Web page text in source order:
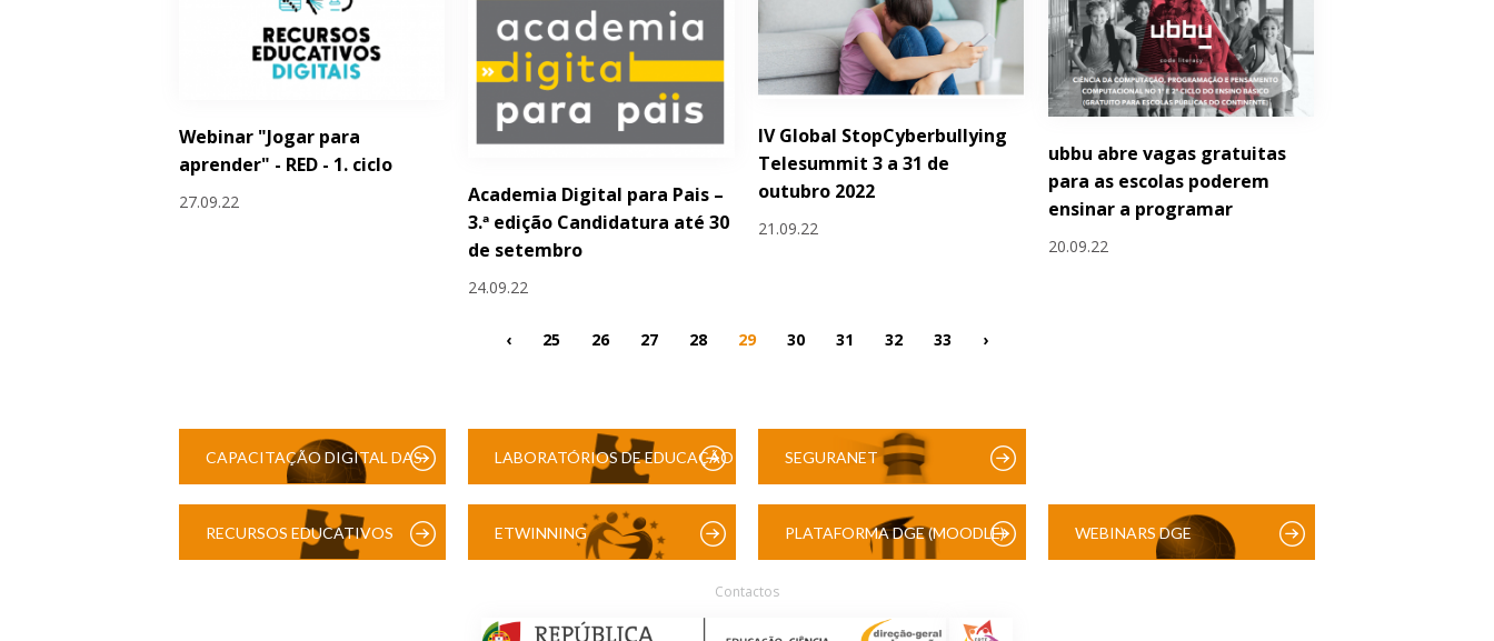
Webinar "Jogar para
aprender" - RED - 1. ciclo
27.09.22
Academia Digital para Pais –
3.ª edição Candidatura até 30
de setembro
24.09.22
IV Global StopCyberbullying
Telesummit 3 a 31 de
outubro 2022
21.09.22
ubbu abre vagas gratuitas
para as escolas poderem
ensinar a programar
20.09.22
‹ 25 26 27 28 29 30 31 32 33 ›
CAPACITAÇÃO DIGITAL DAS LABORATÓRIOS DE EDUCAÇÃO SEGURANET
RECURSOS EDUCATIVOS ETWINNING PLATAFORMA DGE (MOODLE) WEBINARS DGE
Contactos